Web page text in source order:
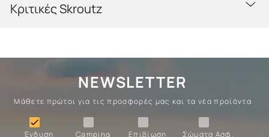
Κριτικές Skroutz
NEWSLETTER
Μάθετε πρώτοι για τις προσφορές μας και τα νέα προϊόντα
Σώματα Ασφ.
Επιβίωση
Camping
Ένδυση

Ένδυση